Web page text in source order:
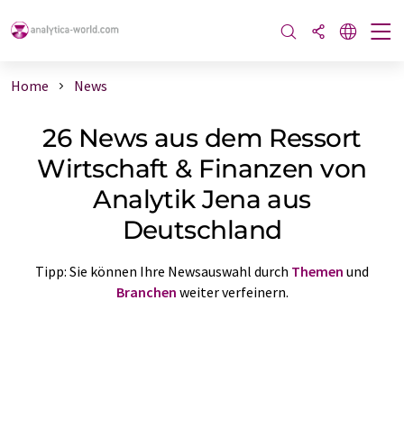
Home News
26 News aus dem Ressort
Wirtschaft & Finanzen von
Analytik Jena aus
Deutschland
Tipp: Sie können Ihre Newsauswahl durch Themen und
Branchen weiter verfeinern.